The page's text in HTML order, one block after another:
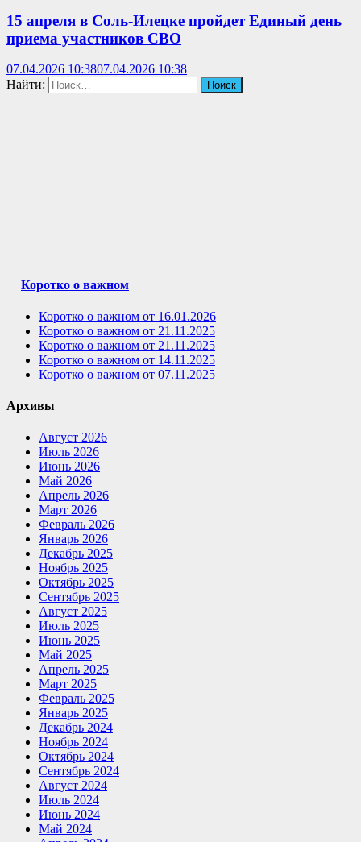
15 апреля в Соль-Илецке пройдет Единый день
приема участников СВО
07.04.2026 10:3807.04.2026 10:38
Найти:
Коротко о важном
Коротко о важном от 16.01.2026
Коротко о важном от 21.11.2025
Коротко о важном от 21.11.2025
Коротко о важном от 14.11.2025
Коротко о важном от 07.11.2025
Архивы
Август 2026
Июль 2026
Июнь 2026
Май 2026
Апрель 2026
Март 2026
Февраль 2026
Январь 2026
Декабрь 2025
Ноябрь 2025
Октябрь 2025
Сентябрь 2025
Август 2025
Июль 2025
Июнь 2025
Май 2025
Апрель 2025
Март 2025
Февраль 2025
Январь 2025
Декабрь 2024
Ноябрь 2024
Октябрь 2024
Сентябрь 2024
Август 2024
Июль 2024
Июнь 2024
Май 2024